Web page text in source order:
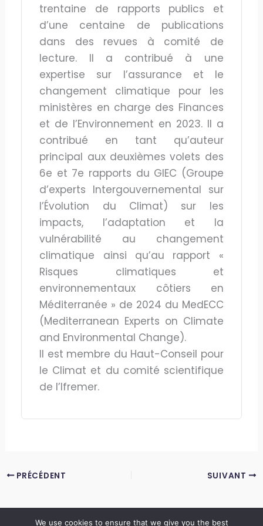
trentaine de rapports publics et
d’une centaine de publications
dans des revues à comité de
lecture. Il a contribué à une
expertise sur l’assurance et le
changement climatique pour les
ministères en charge des Finances
et de l’Environnement en 2023. Il a
contribué en tant qu’auteur
principal aux deuxièmes volets des
6e et 7e rapports du GIEC (Groupe
d’experts Intergouvernemental sur
l’Évolution du Climat) sur les
impacts, l’adaptation et la
vulnérabilité au changement
climatique ainsi qu’au rapport «
Risques climatiques et
environnementaux côtiers en
Méditerranée » de 2024 du MedECC
(Mediterranean Experts on Climate
and Environmental Change).
Il est membre du Haut-Conseil pour
le Climat et du comité scientifique
de l’Ifremer.
PRÉCÉDENT SUIVANT
We use cookies to ensure that we give you the best